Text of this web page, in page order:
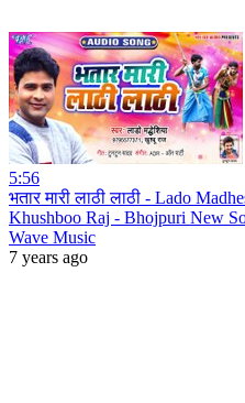
5:56
भतार मारी लाठी लाठी - Lado
Khushboo Raj - Bhojpuri New
Wave Music
7 years ago